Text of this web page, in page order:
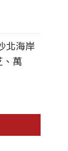
北海岸
、萬